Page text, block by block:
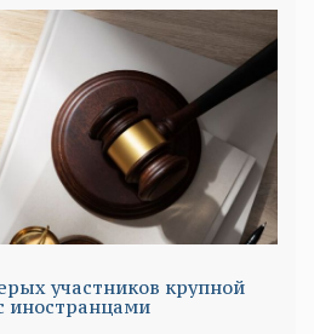
участников крупной
иностранцами